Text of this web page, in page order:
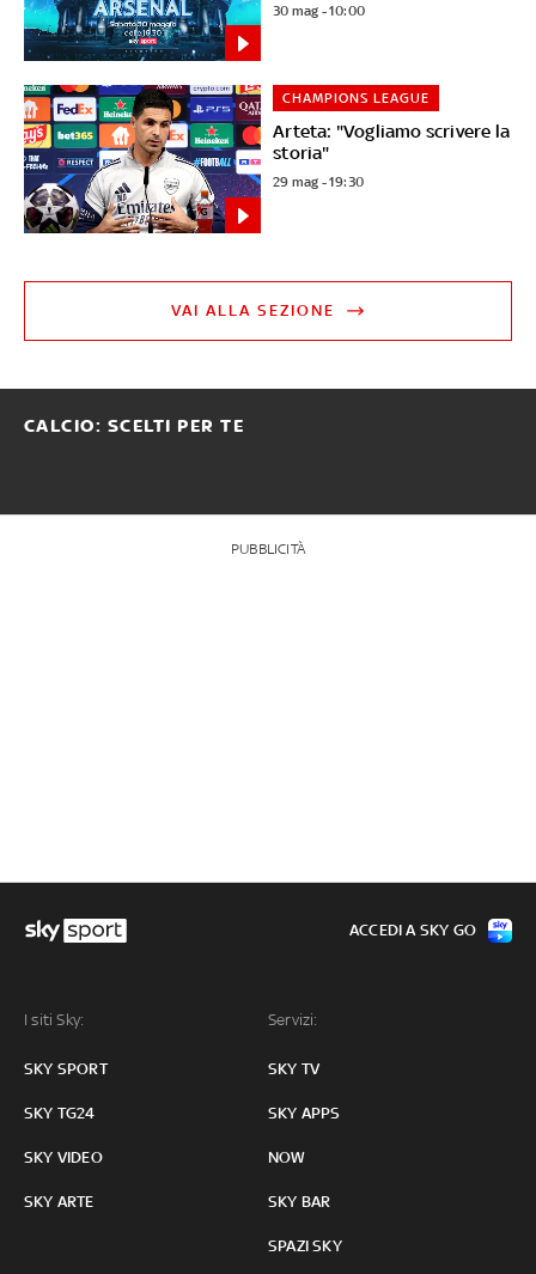
30 mag - 10:00
Arteta: "Vogliamo scrivere la
storia"
CHAMPIONS LEAGUE
29 mag - 19:30
VAI ALLA SEZIONE
CALCIO: SCELTI PER TE
PUBBLICITÀ
I siti Sky:
SKY SPORT
SKY TG24
SKY VIDEO
SKY ARTE
Servizi:
SKY TV
SKY APPS
NOW
SKY BAR
SPAZI SKY
ACCEDI A SKY GO